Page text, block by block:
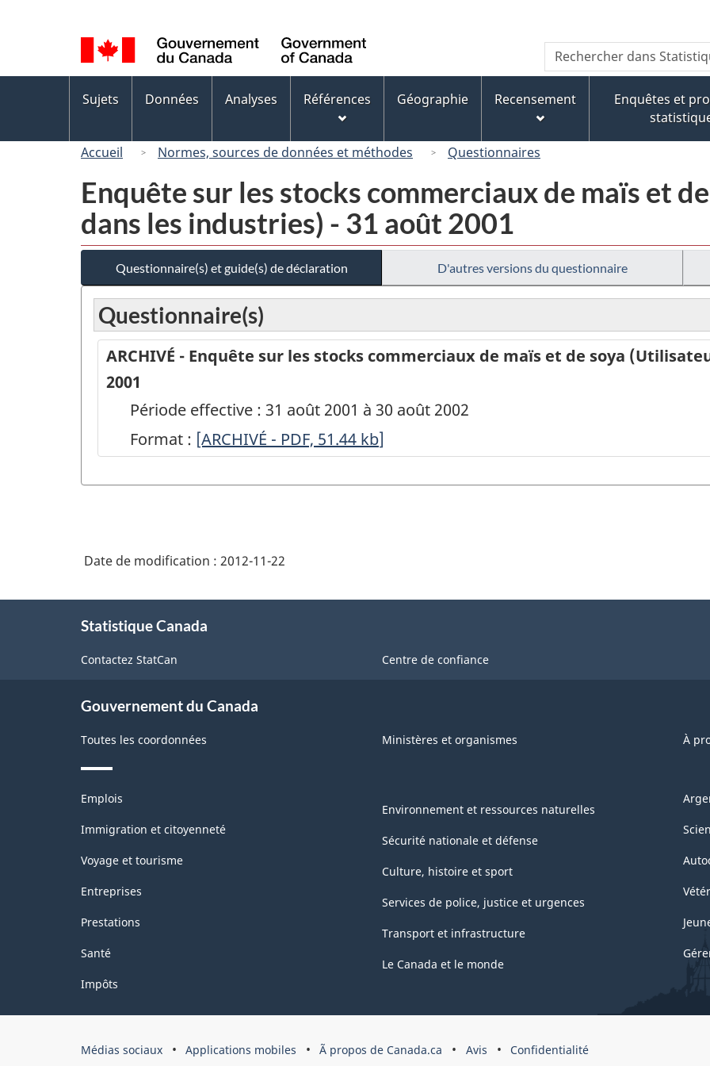
au
contenu
principal
« À
propos
de
ce
version
HTML
simplifiée
de
la
langue
Canada
Recherche
Rechercher
dans
Canada
des
Sujets Données Analyses Références Géographie Recensement
Enquêtes et
Accueil Normes, sources de données et méthodes Questionnaires
Enquête sur les stocks commerciaux de maïs et
dans les industries) - 31 août 2001
Questionnaire(s) et guide(s) de déclaration D'autres versions du questionnaire
Questionnaire(s)
ARCHIVÉ - Enquête sur les stocks commerciaux de maïs et de soya
2001
Période effective : 31 août 2001 à 30 août 2002
Format : ARCHIVÉ
Enquête
stocks
commerciaux
de
de
industries)
-
PDF,
[ARCHIVÉ - PDF, 51.44 kb]
Date de modification : 2012-11-22
Statistique Canada
Contactez StatCan Centre de confiance
Gouvernement du Canada
Toutes les coordonnées Ministères et organismes À
Thèmes
sujets
Emplois
Immigration et citoyenneté
Voyage et tourisme
Entreprises
Prestations
Santé
Impôts
Environnement et ressources naturelles
Sécurité nationale et défense
Culture, histoire et sport
Services de police, justice et urgences
Transport et infrastructure
Le Canada et le monde
Organisation
Médias sociaux Applications mobiles Ã propos de Canada.ca Avis Confidentialité